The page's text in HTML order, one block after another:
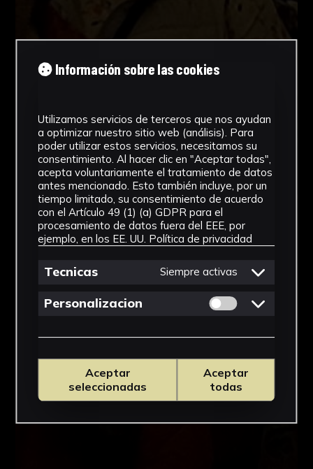
Información sobre las cookies
Utilizamos servicios de terceros que nos ayudan
a optimizar nuestro sitio web (análisis). Para
poder utilizar estos servicios, necesitamos su
consentimiento. Al hacer clic en "Aceptar todas",
acepta voluntariamente el tratamiento de datos
antes mencionado. Esto también incluye, por un
tiempo limitado, su consentimiento de acuerdo
con el Artículo 49 (1) (a) GDPR para el
procesamiento de datos fuera del EEE, por
ejemplo, en los EE. UU. Política de privacidad
Tecnicas Siempre activas
Personalizacion Permitir cookies
Aceptar
seleccionadas
Aceptar
todas